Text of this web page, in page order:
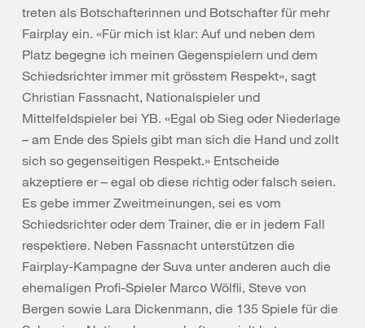
treten als Botschafterinnen und Botschafter für mehr
Fairplay ein. «Für mich ist klar: Auf und neben dem
Platz begegne ich meinen Gegenspielern und dem
Schiedsrichter immer mit grösstem Respekt», sagt
Christian Fassnacht, Nationalspieler und
Mittelfeldspieler bei YB. «Egal ob Sieg oder Niederlage
– am Ende des Spiels gibt man sich die Hand und zollt
sich so gegenseitigen Respekt.» Entscheide
akzeptiere er – egal ob diese richtig oder falsch seien.
Es gebe immer Zweitmeinungen, sei es vom
Schiedsrichter oder dem Trainer, die er in jedem Fall
respektiere. Neben Fassnacht unterstützen die
Fairplay-Kampagne der Suva unter anderen auch die
ehemaligen Profi-Spieler Marco Wölfli, Steve von
Bergen sowie Lara Dickenmann, die 135 Spiele für die